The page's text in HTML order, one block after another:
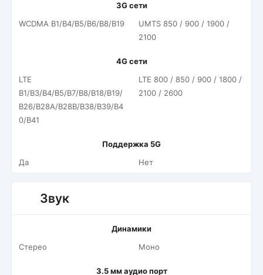
3G сети
WCDMA B1/B4/B5/B6/B8/B19
UMTS 850 / 900 / 1900 /
2100
4G сети
LTE
B1/B3/B4/B5/B7/B8/B18/B19/
B26/B28A/B28B/B38/B39/B4
0/B41
LTE 800 / 850 / 900 / 1800 /
2100 / 2600
Поддержка 5G
Да
Нет
Звук
Динамики
Стерео
Моно
3.5 мм аудио порт